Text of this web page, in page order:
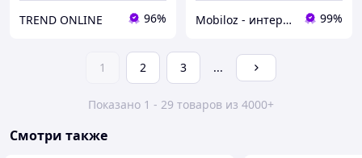
TREND ONLINE 96% Mobiloz - интернет-магазин Мобилоз 99%
1 2 3 ...
Показано 1 - 29 товаров из 4000+
Смотри также